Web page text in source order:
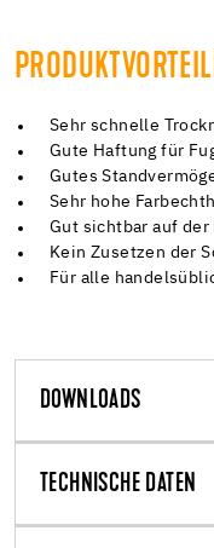
Sehr schnelle
Gute Haftung für
Gutes
Sehr hohe
Gut sichtbar auf der
Kein Zusetzen der
Für alle
DOWNLOADS
TECHNISCHE DATEN